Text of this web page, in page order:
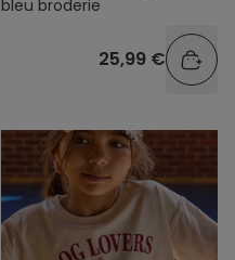
bleu broderie
25,99 €